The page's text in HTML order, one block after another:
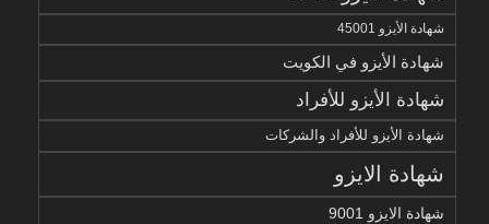
شهادة الأيزو 45001
شهادة الأيزو في الكويت
شهادة الأيزو للأفراد
شهادة الأيزو للأفراد والشركات
شهادة الايزو
شهادة الايزو 9001